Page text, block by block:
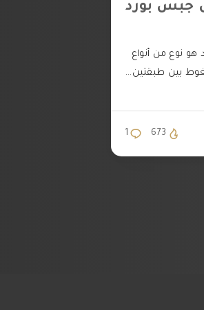
جبس بورد
نوع من أنواع
بين طبقتين…
1 673